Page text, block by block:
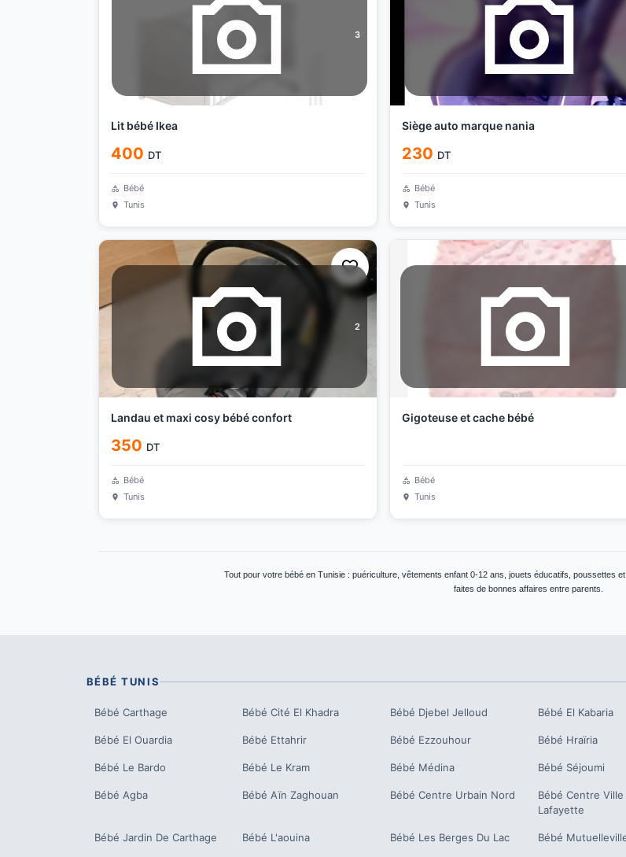
3
Lit bébé Ikea
400 DT
Bébé
Tunis
Siège auto marque nania
230 DT
Bébé
Tunis
2
Landau et maxi cosy bébé confort
350 DT
Bébé
Tunis
Gigoteuse et cache bébé
Bébé
Tunis
Tout pour votre bébé en Tunisie : puériculture, vêtements enfant 0-12 ans, jouets éducatifs, poussettes
faites de bonnes affaires entre parents.
BÉBÉ TUNIS
Bébé Carthage Bébé Cité El Khadra Bébé Djebel Jelloud Bébé El Kabaria
Bébé El Ouardia Bébé Ettahrir Bébé Ezzouhour Bébé Hraïria
Bébé Le Bardo Bébé Le Kram Bébé Médina Bébé Séjoumi
Bébé Agba Bébé Aïn Zaghouan Bébé Centre Urbain Nord Bébé Centre Ville
Lafayette
Bébé Jardin De Carthage Bébé L'aouina Bébé Les Berges Du Lac Bébé